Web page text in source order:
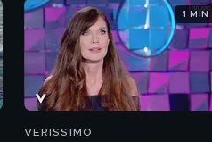
VERISSIMO
1 MIN